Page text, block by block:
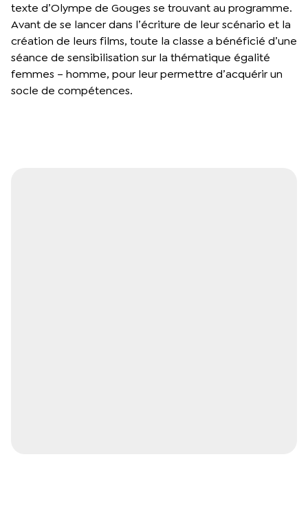
texte d’Olympe de Gouges se trouvant au programme.
Avant de se lancer dans l’écriture de leur scénario et la
création de leurs films, toute la classe a bénéficié d’une
séance de sensibilisation sur la thématique égalité
femmes – homme, pour leur permettre d’acquérir un
socle de compétences.